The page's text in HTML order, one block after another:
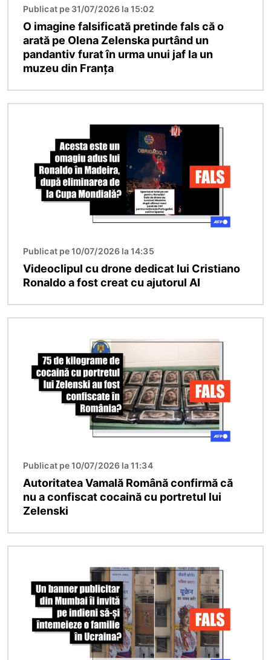
Publicat pe 31/07/2026 la 15:02
O imagine falsificată pretinde fals că o
arată pe Olena Zelenska purtând un
pandantiv furat în urma unui jaf la un
muzeu din Franța
Publicat pe 10/07/2026 la 14:35
Videoclipul cu drone dedicat lui Cristiano
Ronaldo a fost creat cu ajutorul AI
Publicat pe 10/07/2026 la 11:34
Autoritatea Vamală Română confirmă că
nu a confiscat cocaină cu portretul lui
Zelenski